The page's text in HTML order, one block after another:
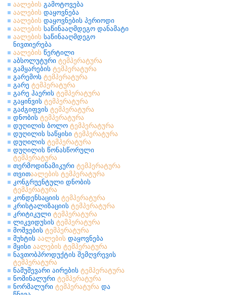
აალების გამოტოვება
აალების დაყოვნება
აალების დაყოვნების პერიოდი
აალების საწინააღმდეგო დანამატი
აალების საწინააღმდეგო
ნივთიერება
აალების წერტილი
აბსოლუტური ტემპერატურა
გამყარების ტემპერატურა
გარემოს ტემპერატურა
გარე ტემპერატურა
გარე ჰაერის ტემპერატურა
გაყინვის ტემპერატურა
გაძგიფვის ტემპერატურა
დნობის ტემპერატურა
დუღილის ბოლო ტემპერატურა
დუღილის საწყისი ტემპერატურა
დუღილის ტემპერატურა
დუღილის წონასწორული
ტემპერატურა
თერმოდინამიკური ტემპერატურა
თვითაალების ტემპერატურა
კონგრუენტული დნობის
ტემპერატურა
კონდენსაციის ტემპერატურა
კრისტალიზაციის ტემპერატურა
კრიტიკული ტემპერატურა
ლიკვიდუსის ტემპერატურა
მოშვების ტემპერატურა
მუხტის აალების დაყოვნება
მყისი აალების ტემპერატურა
ნავთობპროდუქტის შემღვრევის
ტემპერატურა
ნამუშევარი აირების ტემპერატურა
ნომინალური ტემპერატურა
ნორმალური ტემპერატურა და